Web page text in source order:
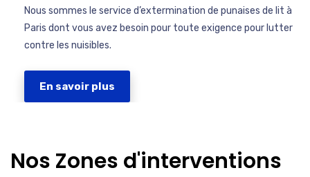
Nous sommes le service d’extermination de punaises de lit à
Paris dont vous avez besoin pour toute exigence pour lutter
contre les nuisibles.
En savoir plus
Nos Zones d'interventions